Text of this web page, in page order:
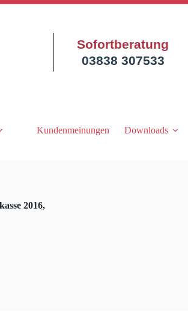
Sofortberatung
03838 307533
Kundenmeinungen Downloads
2016,